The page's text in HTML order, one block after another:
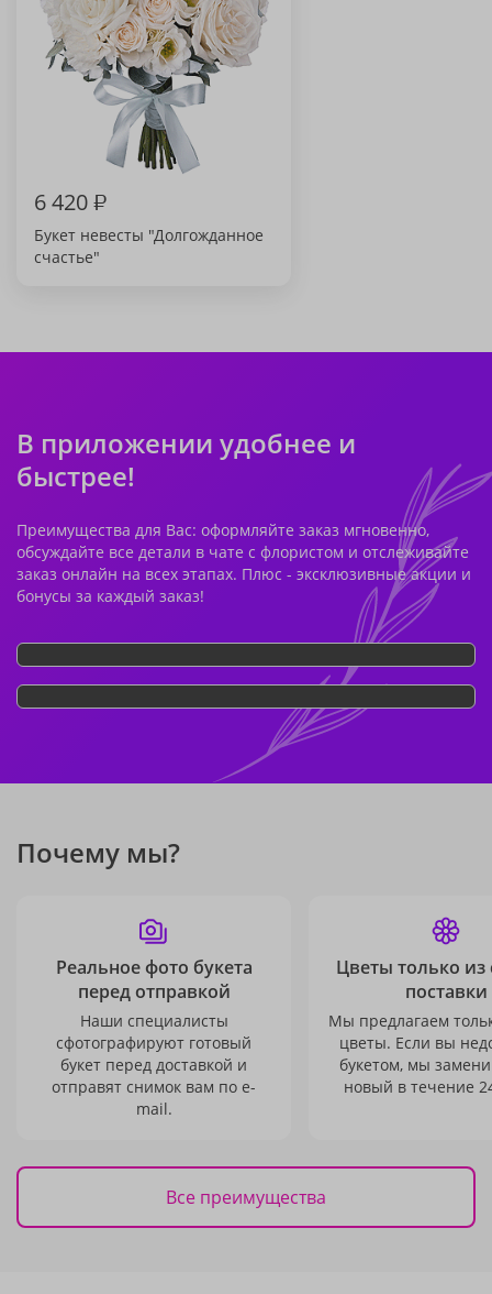
6 420₽
Букет невесты "Долгожданное
счастье"
В приложении удобнее и
быстрее!
Преимущества для Вас: оформляйте заказ мгновенно,
обсуждайте все детали в чате с флористом и отслеживайте
заказ онлайн на всех этапах. Плюс - эксклюзивные акции и
бонусы за каждый заказ!
Почему мы?
Реальное фото букета
перед отправкой
Наши специалисты
сфотографируют готовый
букет перед доставкой и
отправят снимок вам по e-
mail.
Цветы только из
поставки
Мы предлагаем
цветы. Если вы
букетом, мы
новый в течение
Все преимущества